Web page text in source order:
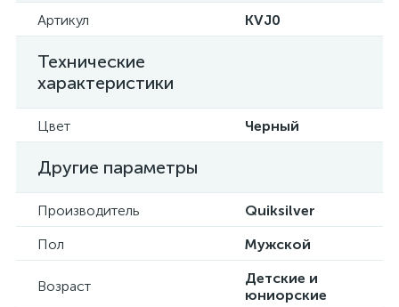
Артикул KVJ0
Технические
характеристики
Цвет Черный
Другие параметры
Производитель
Quiksilver
Пол
Мужской
Возраст
Детские и
юниорские